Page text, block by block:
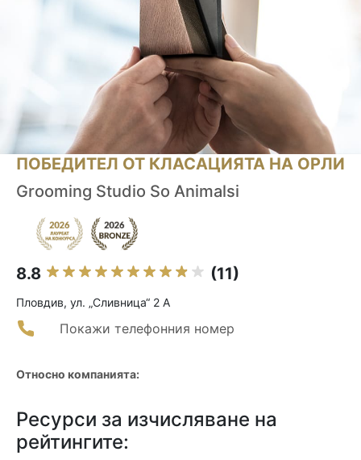
ПОБЕДИТЕЛ ОТ КЛАСАЦИЯТА НА ОРЛИ
Grooming Studio So Animalsi
8.8 (11)
Пловдив, ул. „Сливница“ 2 А
Покажи телефонния номер
Относно компанията:
Ресурси за изчисляване на
рейтингите: